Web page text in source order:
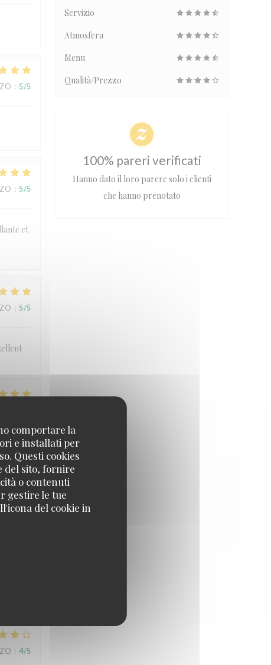
comportare la
e installati per
Questi cookies
del sito, fornire
o contenuti
gestire le tue
del cookie in
: 5/5
: 5/5
et
: 5/5
: 3/5
: 4/5
Servizio
Atmosfera
Menu
Qualità/Prezzo
100% pareri verificati
Hanno dato il loro parere solo i clienti
che hanno prenotato